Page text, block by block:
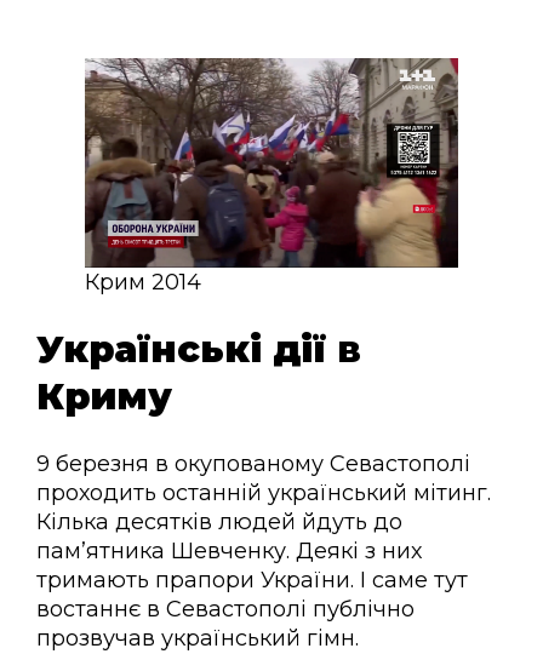
Крим 2014
Українські дії в
Криму
9 березня в окупованому Севастополі
проходить останній український мітинг.
Кілька десятків людей йдуть до
пам’ятника Шевченку. Деякі з них
тримають прапори України. І саме тут
востаннє в Севастополі публічно
прозвучав український гімн.